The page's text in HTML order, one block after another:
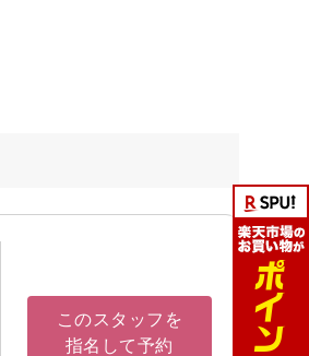
このスタッフを
指名して予約